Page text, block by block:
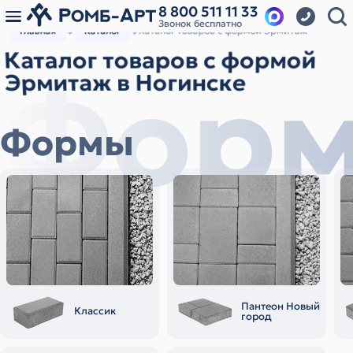
8 800 511 11 33
Звонок бесплатно
Главная Каталог Каталог товаров с формой Эрмитаж
Каталог товаров с формой
Эрмитаж в Ногинске
Формы
Классик Пантеон Новый
город